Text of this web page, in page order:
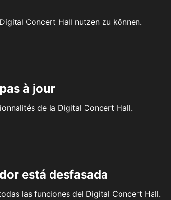
Concert Hall nutzen zu können.
à jour
de la Digital Concert Hall.
está desfasada
las funciones del Digital Concert Hall.